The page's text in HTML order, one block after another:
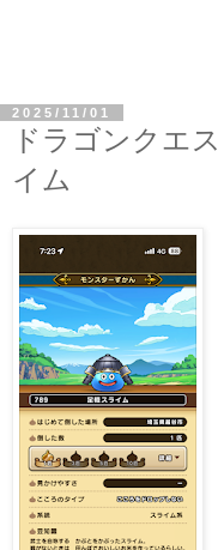
2025/11/01
ドラゴンクエ
イム